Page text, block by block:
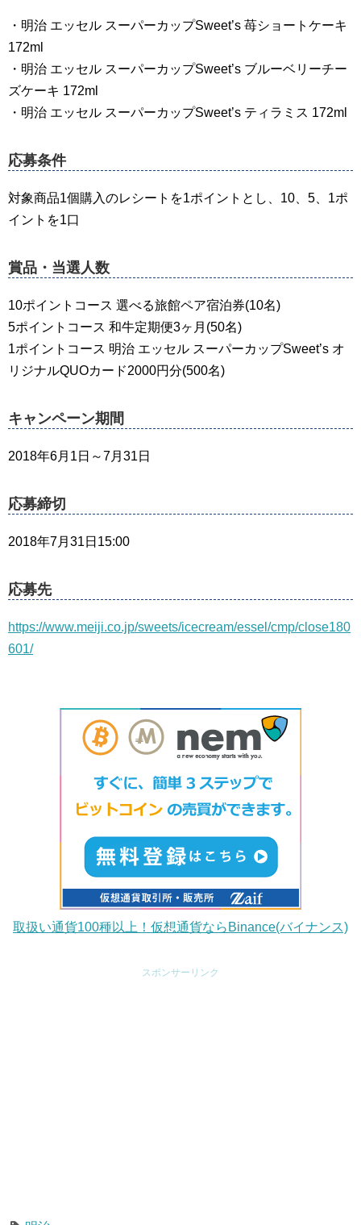
・明治 エッセル スーパーカップSweet’s 苺ショートケーキ
172ml
・明治 エッセル スーパーカップSweet’s ブルーベリーチー
ズケーキ 172ml
・明治 エッセル スーパーカップSweet’s ティラミス 172ml
応募条件
対象商品1個購入のレシートを1ポイントとし、10、5、1ポ
イントを1口
賞品・当選人数
10ポイントコース 選べる旅館ペア宿泊券(10名)
5ポイントコース 和牛定期便3ヶ月(50名)
1ポイントコース 明治 エッセル スーパーカップSweet’s オ
リジナルQUOカード2000円分(500名)
キャンペーン期間
2018年6月1日～7月31日
応募締切
2018年7月31日15:00
応募先
https://www.meiji.co.jp/sweets/icecream/essel/cmp/close180
601/
取扱い通貨100種以上！仮想通貨ならBinance(バイナンス)
スポンサーリンク